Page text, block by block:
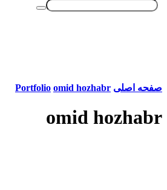
صفحه اصلی Portfolio omid hozhabr
omid hozhabr